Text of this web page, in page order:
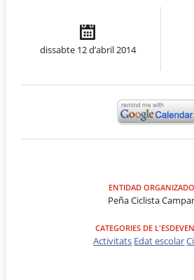
dissabte 12 d’abril 2014
ENTIDAD
Peña Ciclista
CATEGORIES DE
Activitats Edat escolar